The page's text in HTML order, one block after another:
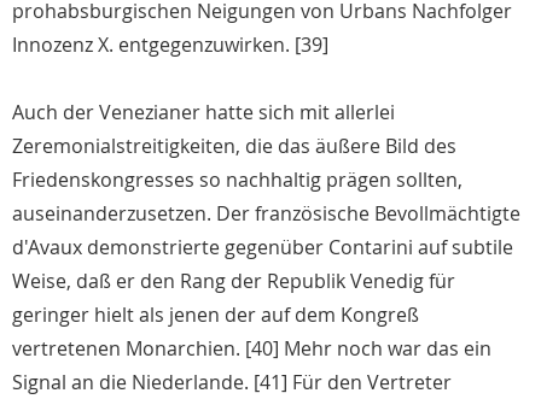
prohabsburgischen Neigungen von Urbans Nachfolger
Innozenz X. entgegenzuwirken. [39]
Auch der Venezianer hatte sich mit allerlei
Zeremonialstreitigkeiten, die das äußere Bild des
Friedenskongresses so nachhaltig prägen sollten,
auseinanderzusetzen. Der französische Bevollmächtigte
d'Avaux demonstrierte gegenüber Contarini auf subtile
Weise, daß er den Rang der Republik Venedig für
geringer hielt als jenen der auf dem Kongreß
vertretenen Monarchien. [40] Mehr noch war das ein
Signal an die Niederlande. [41] Für den Vertreter